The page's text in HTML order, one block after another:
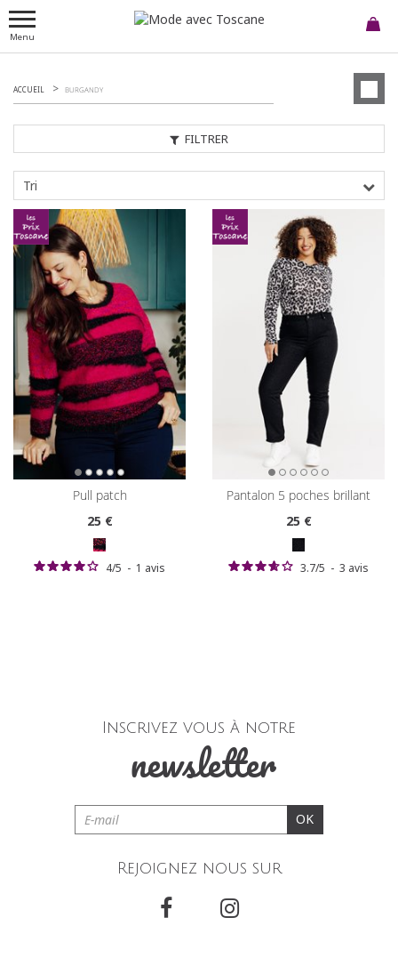
Menu
FILTRER
ACCUEIL BURGANDY
Tri
pull patch
25€
4/5 - 1 avis
pantalon 5 poches brillant
25€
3.7/5 - 3 avis
Inscrivez vous à notre
newsletter
OK
Rejoignez nous sur